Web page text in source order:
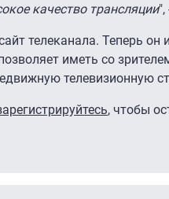
качество трансляции",
телеканала. Теперь он
иметь со
телевизионную
, чтобы